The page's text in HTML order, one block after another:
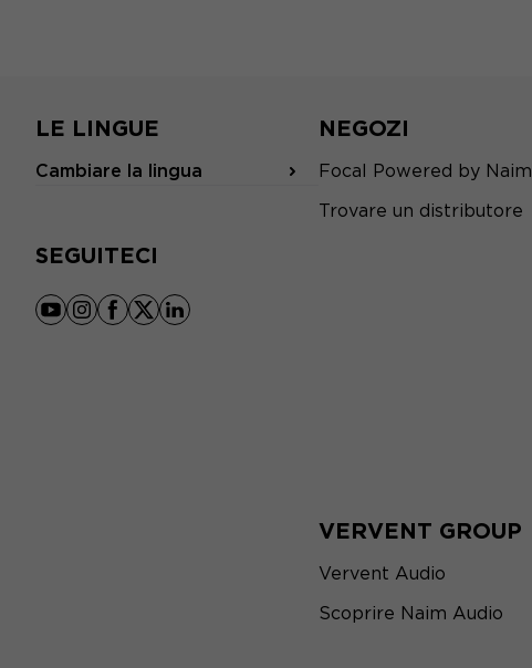
LE LINGUE
Cambiare la lingua
SEGUITECI
youtube
instagram
facebook
x linkedin
NEGOZI
Focal Powered by Naim
Trovare un distributore
VERVENT GROUP
Vervent Audio
Scoprire Naim Audio